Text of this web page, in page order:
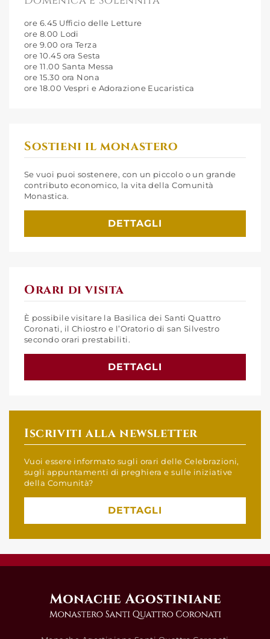
ore 6.45 Ufficio delle Letture
ore 8.00 Lodi
ore 9.00 ora Terza
ore 10.45 ora Sesta
ore 11.00 Santa Messa
ore 15.30 ora Nona
ore 18.00 Vespri e Adorazione Eucaristica
Sostieni il monastero
Se vuoi puoi sostenere, con un piccolo o un grande
contributo economico, la vita della Comunità
Monastica.
DETTAGLI
Orari di visita
È possibile visitare la Basilica dei Santi Quattro
Coronati, il Chiostro e l’Oratorio di san Silvestro
secondo orari prestabiliti.
DETTAGLI
Iscriviti alla newsletter
Vuoi essere informato sugli orari delle Celebrazioni,
sugli appuntamenti di preghiera e sulle iniziative
della Comunità?
DETTAGLI